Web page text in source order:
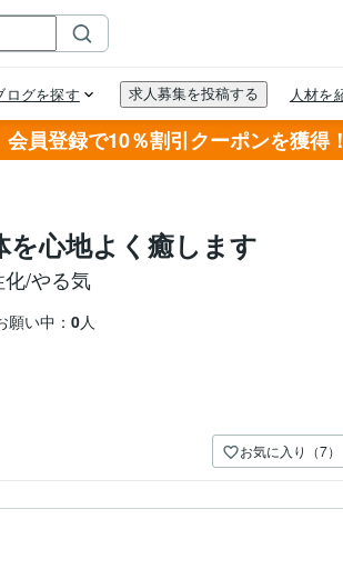
会員登録で10％割引クーポンを獲得！
心地よく癒します
/やる気
願い中： 0人
お気に入り（7）